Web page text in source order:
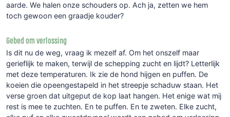
aarde. We halen onze schouders op. Ach ja, zetten we hem
toch gewoon een graadje kouder?
Gebed om verlossing
Is dit nu de weg, vraag ik mezelf af. Om het onszelf maar
gerieflijk te maken, terwijl de schepping zucht en lijdt? Letterlijk
met deze temperaturen. Ik zie de hond hijgen en puffen. De
koeien die opeengestapeld in het streepje schaduw staan. Het
verse groen dat uitgeput de kop laat hangen. Het enige wat mij
rest is mee te zuchten. En te puffen. En te zweten. Elke zucht,